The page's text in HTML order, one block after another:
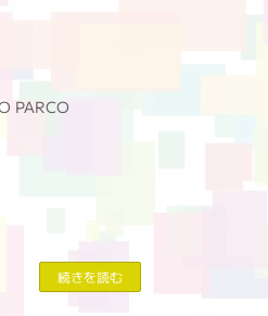
PARCO
続きを読む